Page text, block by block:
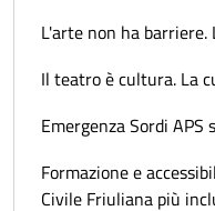
L'arte non ha
Il teatro è cultura. La
Emergenza Sordi APS
Formazione e
Civile Friuliana più